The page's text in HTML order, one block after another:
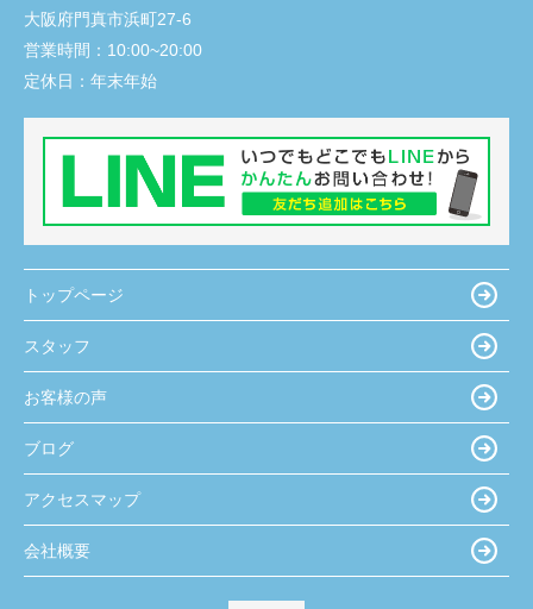
大阪府門真市浜町27-6
営業時間： 10:00~20:00
定休日： 年末年始
トップページ
スタッフ
お客様の声
ブログ
アクセスマップ
会社概要